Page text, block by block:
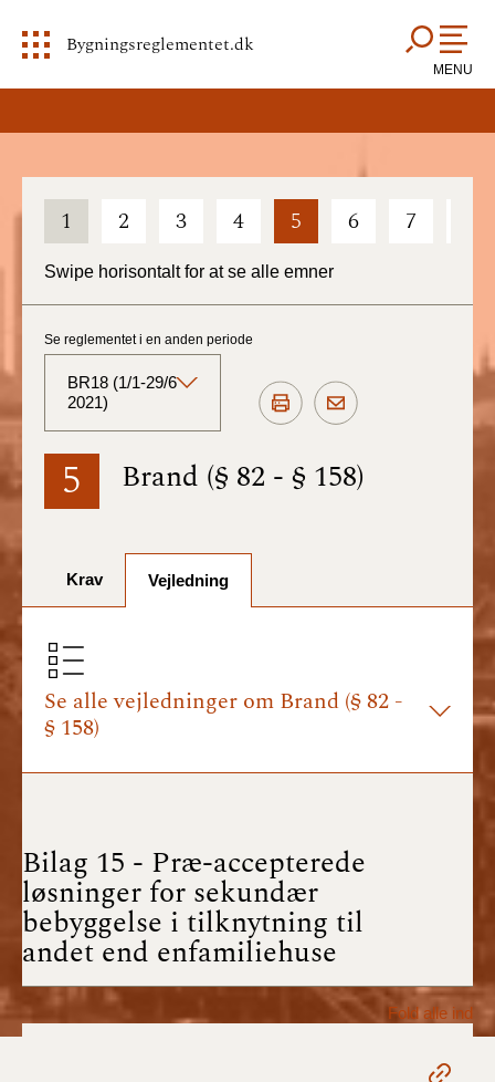
Bygningsreglementet.dk
MENU
1 2 3 4 5 6 7
Swipe horisontalt for at se alle emner
5 Brand (§ 82 - § 158)
Se reglementet i en anden periode
BR18 (1/1-29/6
2021)
BR18 (Aktuelt)
BR18 (1/1-30/6
BR18 (1/7- 31/12
2024)
2024)
BR18 (17/9 - 31/12
2022)
2022)
Krav Vejledning
Se alle vejledninger om Brand (§ 82 -
§ 158)
Bilag 15 - Præ-accepterede
løsninger for sekundær
bebyggelse i tilknytning til
andet end enfamiliehuse
Fold alle ind